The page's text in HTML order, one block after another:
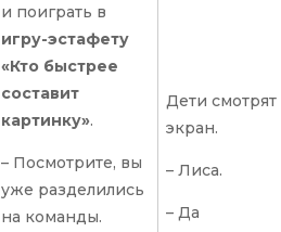
и поиграть в
игру-эстафету
«Кто быстрее
составит
картинку».
– Посмотрите, вы
уже разделились
на команды.
Дети смотрят
экран.
– Лиса.
– Да